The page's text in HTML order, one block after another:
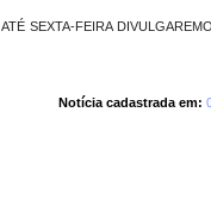
SEXTA-FEIRA
Notícia cadastrada em: